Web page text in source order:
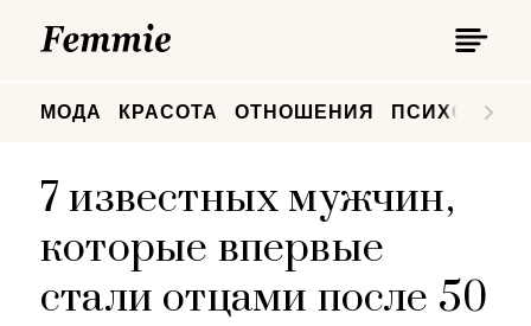
МОДА КРАСОТА ОТНОШЕНИЯ
7 известных мужчин,
которые впервые
стали отцами после 50